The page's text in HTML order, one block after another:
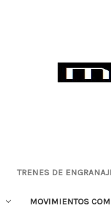
TRENES DE
MOVIMIENTOS